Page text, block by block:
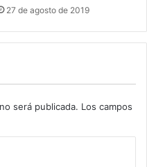
27 de agosto de 2019
será publicada. Los campos